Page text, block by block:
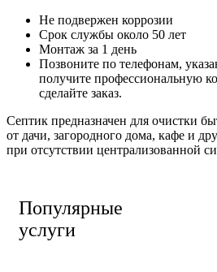
Не подвержен коррозии
Срок службы около 50 лет
Монтаж за 1 день
Позвоните по телефонам,
получите профессиональную
сделайте заказ.
Септик предназначен для очистки
от дачи, загородного дома, кафе и
при отсутствии централизованной
Популярные
услуги